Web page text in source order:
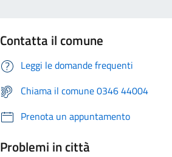
Contatta il comune
Leggi le domande frequenti
Chiama il comune 0346 44004
Prenota un appuntamento
Problemi in città